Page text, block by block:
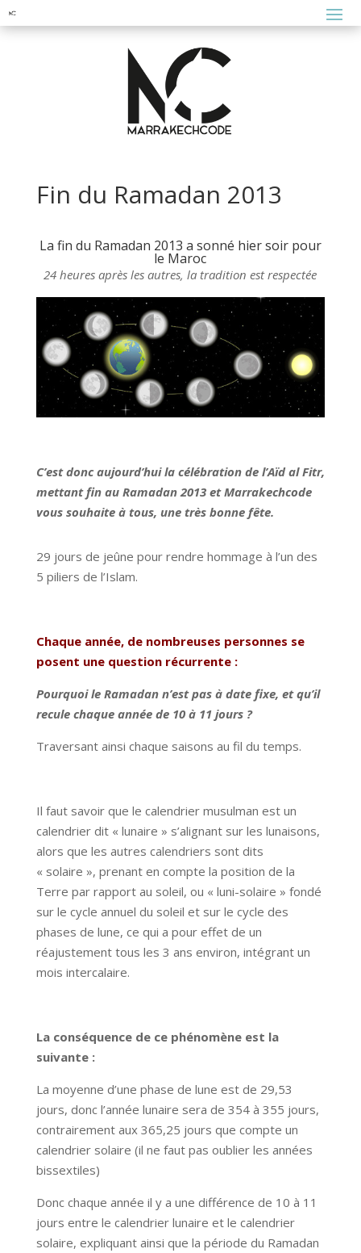
Fin du Ramadan 2013
La fin du Ramadan 2013 a sonné hier soir pour
le Maroc
24 heures après les autres, la tradition est respectée
C’est donc aujourd’hui la célébration de l’Aïd al Fitr,
mettant fin au Ramadan 2013 et Marrakechcode
vous souhaite à tous, une très bonne fête.
29 jours de jeûne pour rendre hommage à l’un des
5 piliers de l’Islam.
Chaque année, de nombreuses personnes se
posent une question récurrente :
Pourquoi le Ramadan n’est pas à date fixe, et qu’il
recule chaque année de 10 à 11 jours ?
Traversant ainsi chaque saisons au fil du temps.
Il faut savoir que le calendrier musulman est un
calendrier dit « lunaire » s’alignant sur les lunaisons,
alors que les autres calendriers sont dits
« solaire », prenant en compte la position de la
Terre par rapport au soleil, ou « luni-solaire » fondé
sur le cycle annuel du soleil et sur le cycle des
phases de lune, ce qui a pour effet de un
réajustement tous les 3 ans environ, intégrant un
mois intercalaire.
La conséquence de ce phénomène est la
suivante :
La moyenne d’une phase de lune est de 29,53
jours, donc l’année lunaire sera de 354 à 355 jours,
contrairement aux 365,25 jours que compte un
calendrier solaire (il ne faut pas oublier les années
bissextiles)
Donc chaque année il y a une différence de 10 à 11
jours entre le calendrier lunaire et le calendrier
solaire, expliquant ainsi que la période du Ramadan